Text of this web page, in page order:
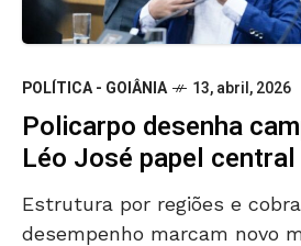
POLÍTICA - GOIÂNIA 13, abril, 2026
Policarpo desenha
Léo José papel central
Estrutura por regiões e
desempenho marcam novo